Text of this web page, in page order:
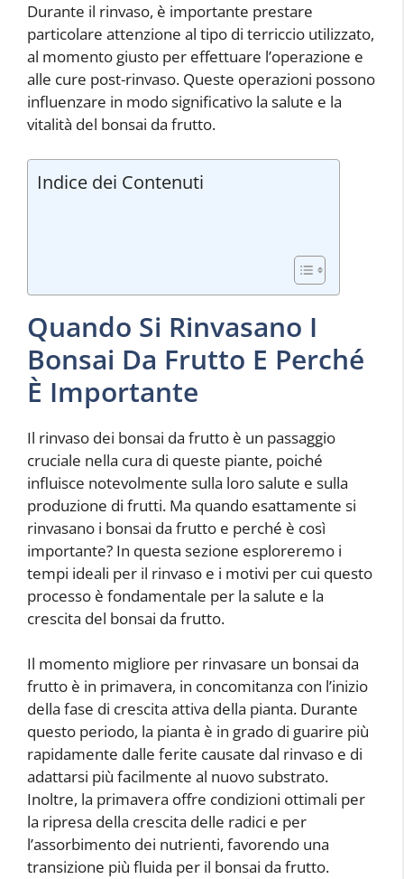
Durante il rinvaso, è importante prestare
particolare attenzione al tipo di terriccio utilizzato,
al momento giusto per effettuare l’operazione e
alle cure post-rinvaso. Queste operazioni possono
influenzare in modo significativo la salute e la
vitalità del bonsai da frutto.
Indice dei Contenuti
Quando Si Rinvasano I
Bonsai Da Frutto E Perché
È Importante
Il rinvaso dei bonsai da frutto è un passaggio
cruciale nella cura di queste piante, poiché
influisce notevolmente sulla loro salute e sulla
produzione di frutti. Ma quando esattamente si
rinvasano i bonsai da frutto e perché è così
importante? In questa sezione esploreremo i
tempi ideali per il rinvaso e i motivi per cui questo
processo è fondamentale per la salute e la
crescita del bonsai da frutto.
Il momento migliore per rinvasare un bonsai da
frutto è in primavera, in concomitanza con l’inizio
della fase di crescita attiva della pianta. Durante
questo periodo, la pianta è in grado di guarire più
rapidamente dalle ferite causate dal rinvaso e di
adattarsi più facilmente al nuovo substrato.
Inoltre, la primavera offre condizioni ottimali per
la ripresa della crescita delle radici e per
l’assorbimento dei nutrienti, favorendo una
transizione più fluida per il bonsai da frutto.